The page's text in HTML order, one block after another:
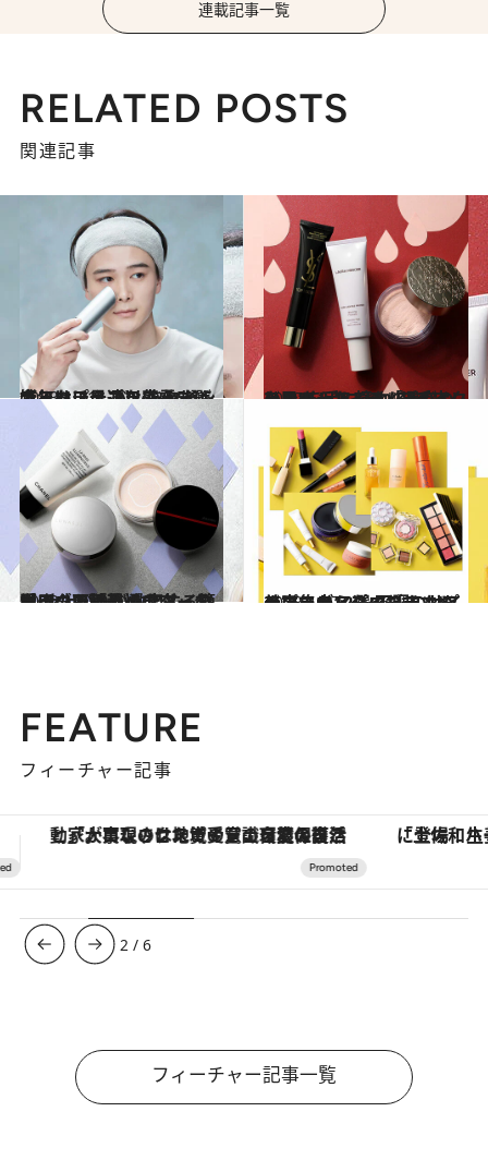
連載記事一覧
RELATED POSTS
関連記事
2023.1.31
今年はチョコ以外をあげてみない？ バレンタインギフトに最適な あったら嬉しいプチプラ家電5選
ライフスタイル 2022.11.23
ひらき＆たるみ「毛穴」をカバー！ 憧れの“毛穴レス肌”を手に入れる メイクのコツ＆アイテム選びのヒント
ビューティ＆ヘルス
2022.10.31
ゴワゴワ「乾燥毛穴」をメイクで撃退 ヘアメイク愛用の下地＆パウダー公開 仕上がりが激変する簡単テクも必見！
ビューティ＆ヘルス 2023.1.27
美容エディターおすすめのコスメ12選 不調のサインに集中アプローチ！ プチプラからハイブランドまで
ビューティ＆ヘルス
FEATURE
フィーチャー記事
「土佐和ハーブかき氷」がOMO7高知に登場！生姜、山椒、大葉など目にも舌にも涼を呼ぶ郷土の味 【銀座で出合う最旬美容】美髪ケアや上質
3 /6
フィーチャー記事一覧